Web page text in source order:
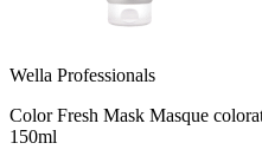
Wella Professionals
Color Fresh Mask Masque
150ml